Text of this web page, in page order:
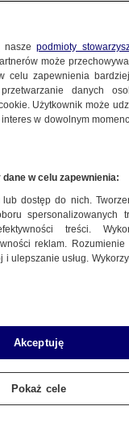
naszepodmioty
może
celu zapewnienia
danych
Użytkownik może
w dowolnym
w celu zapewnienia:
dostęp do nich.
spersonalizowanych
treści.
reklam.
i ulepszanie usług.
Akceptuję
Pokaż cele